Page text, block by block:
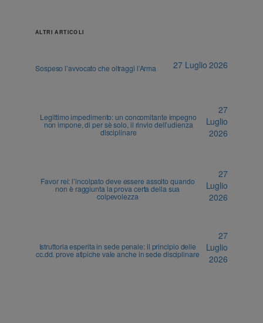
ALTRI ARTICOLI
Sospeso l’avvocato che oltraggi l’Arma 27 Luglio 2026
Legittimo impedimento: un concomitante impegno
non impone, di per sè solo, il rinvio dell’udienza
disciplinare
27
Luglio
2026
Favor rei: l’incolpato deve essere assolto quando
non è raggiunta la prova certa della sua
colpevolezza
27
Luglio
2026
Istruttoria esperita in sede penale: il principio delle
cc.dd. prove atipiche vale anche in sede disciplinare
27
Luglio
2026